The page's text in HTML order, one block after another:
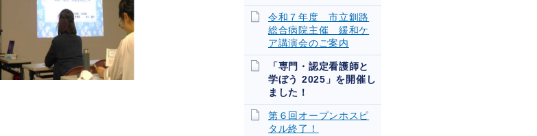
令和７年度 市立釧路
総合病院主催 緩和ケ
ア講演会のご案内
「専門・認定看護師と
学ぼう 2025」を開催し
ました！
第６回オープンホスピ
タル終了！